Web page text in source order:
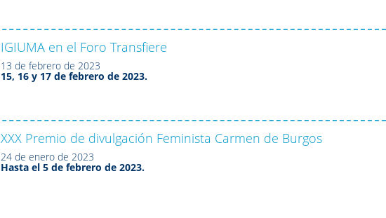
IGIUMA en el Foro Transfiere
13 de febrero de 2023
15, 16 y 17 de febrero de 2023.
XXX Premio de divulgación Feminista Carmen de Burgos
24 de enero de 2023
Hasta el 5 de febrero de 2023.